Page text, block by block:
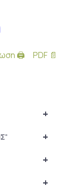
🖨 PDF 📄
+
+
+
+